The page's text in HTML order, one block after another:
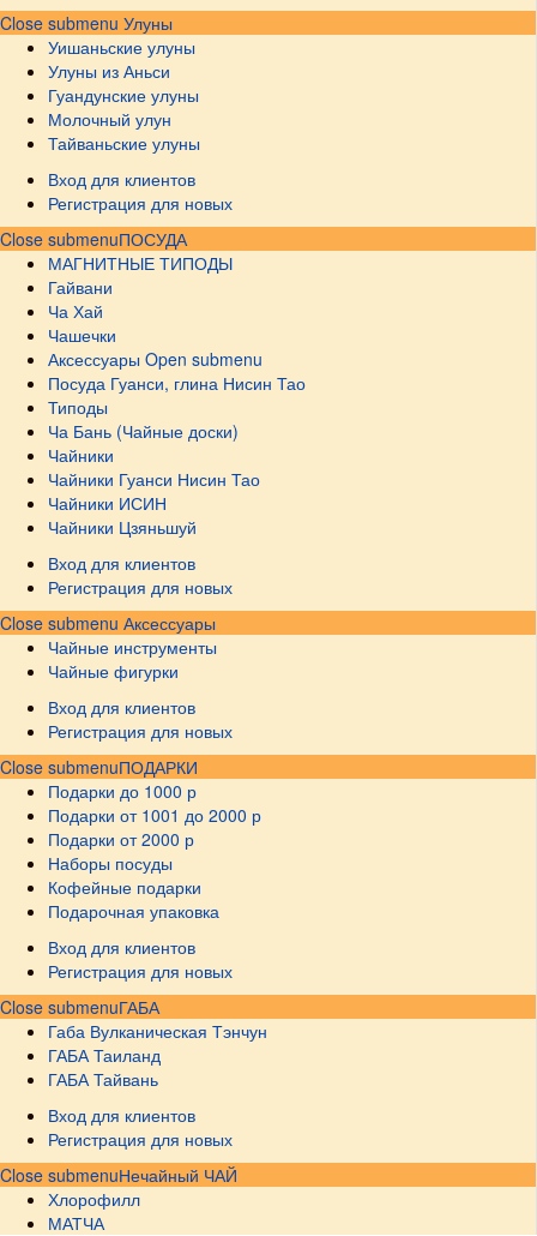
Close submenu Улуны
Уишаньские улуны
Улуны из Аньси
Гуандунские улуны
Молочный улун
Тайваньские улуны
Вход для клиентов
Регистрация для новых
Close submenuПОСУДА
МАГНИТНЫЕ ТИПОДЫ
Гайвани
Ча Хай
Чашечки
Аксессуары Open submenu
Посуда Гуанси, глина Нисин Тао
Типоды
Ча Бань (Чайные доски)
Чайники
Чайники Гуанси Нисин Тао
Чайники ИСИН
Чайники Цзяньшуй
Вход для клиентов
Регистрация для новых
Close submenu Аксессуары
Чайные инструменты
Чайные фигурки
Вход для клиентов
Регистрация для новых
Close submenuПОДАРКИ
Подарки до 1000 р
Подарки от 1001 до 2000 р
Подарки от 2000 р
Наборы посуды
Кофейные подарки
Подарочная упаковка
Вход для клиентов
Регистрация для новых
Close submenuГАБА
Габа Вулканическая Тэнчун
ГАБА Таиланд
ГАБА Тайвань
Вход для клиентов
Регистрация для новых
Close submenuНечайный ЧАЙ
Хлорофилл
МАТЧА